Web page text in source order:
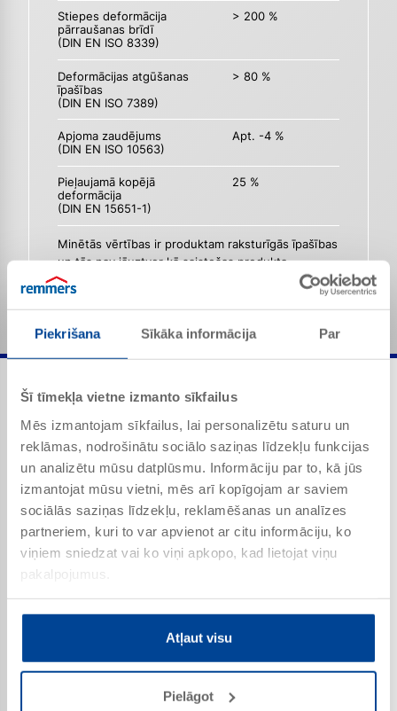
Piekrišana Sīkāka informācija Par
Šī tīmekļa vietne izmanto sīkfailus
Mēs izmantojam sīkfailus, lai personalizētu saturu un
reklāmas, nodrošinātu sociālo saziņas līdzekļu funkcijas
un analizētu mūsu datplūsmu. Informāciju par to, kā jūs
izmantojat mūsu vietni, mēs arī kopīgojam ar saviem
sociālās saziņas līdzekļu, reklamēšanas un analīzes
partneriem, kuri to var apvienot ar citu informāciju, ko
viņiem sniedzat vai ko viņi apkopo, kad lietojat viņu
pakalpojumus.
Atļaut visu
Pielāgot
Stiepes deformācija
pārraušanas brīdī
(DIN EN ISO 8339)
> 200 %
Deformācijas atgūšanas
īpašības
(DIN EN ISO 7389)
> 80 %
Apjoma zaudējums
(DIN EN ISO 10563)
Apt. -4 %
Pieļaujamā kopējā
deformācija
(DIN EN 15651-1)
25 %
Minētās vērtības ir produktam raksturīgās īpašības
un tās nav jāuztver kā saistošas produkta
specifikācijas.
Lietojuma joma
Izplešanās un pieslēguma savienojumi būvniecības
un sanitārajā sektorā
GB_AW_27
Lokšņu tērauda un metāla būvniecībā
Spoguļu un organiskā stikla montāža